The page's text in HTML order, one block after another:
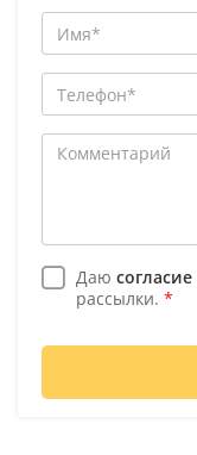
Даю согласие
рассылки. *